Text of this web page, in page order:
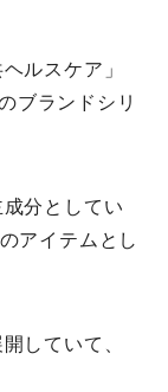
ルスケア」
ブランドシリ
分としてい
アイテムとし
していて、